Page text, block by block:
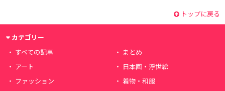
トップに戻る
カテゴリー
すべての記事
まとめ
アート
日本画・浮世絵
ファッション
着物・和服